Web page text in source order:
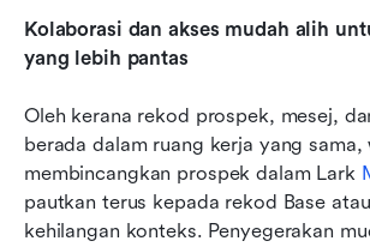
Kolaborasi dan akses mudah alih
yang lebih pantas
Oleh kerana rekod prospek, mesej,
berada dalam ruang kerja yang sama,
membincangkan prospek dalam Lark
pautkan terus kepada rekod Base atau
kehilangan konteks. Penyegerakan